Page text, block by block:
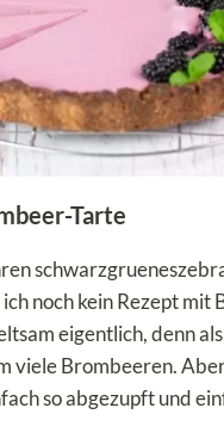
Tarte
noch kein Rezept mit
eigentlich, denn
viele Brombeeren.
so abgezupft und